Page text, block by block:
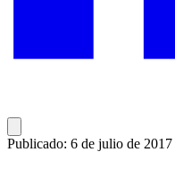
Publicado: 6 de julio de 2017